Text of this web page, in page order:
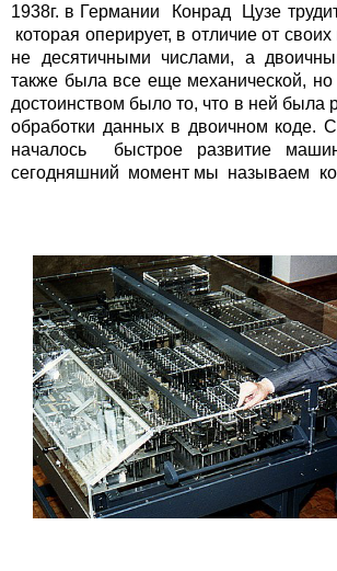
1938г. в Германии Конрад Цузе
которая оперирует, в отличие от
не десятичными числами, а
также была все еще механической,
достоинством было то, что в ней была
обработки данных в двоичном коде.
началось быстрое развитие
сегодняшний момент мы называем